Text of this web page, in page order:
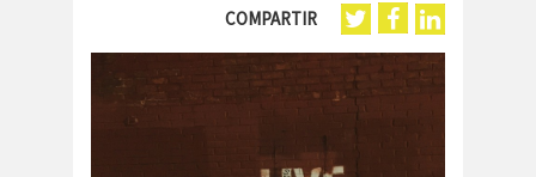
COMPARTIR